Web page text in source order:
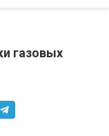
газовых